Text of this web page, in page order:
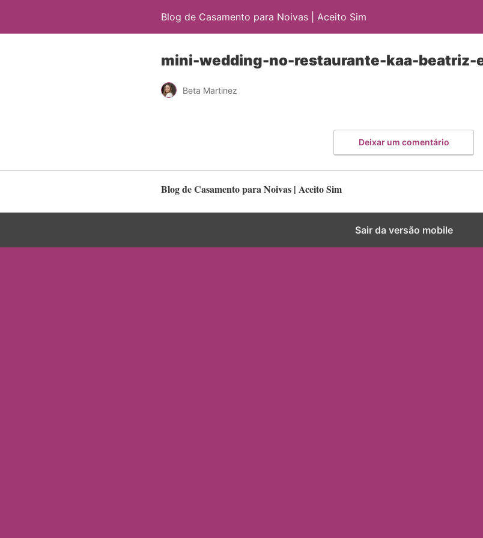
Blog de Casamento para Noivas | Aceito Sim
mini-wedding-no-restaurante-kaa-beatriz-
Beta Martinez
Deixar um comentário
Blog de Casamento para Noivas | Aceito Sim
Sair da versão mobile